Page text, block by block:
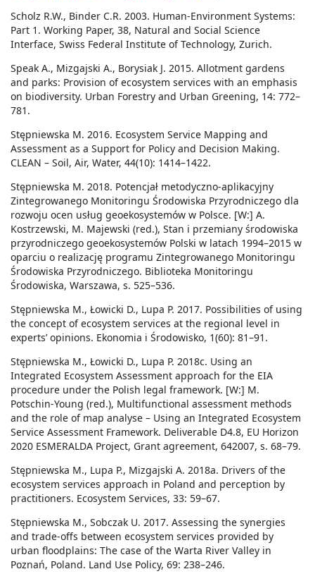
Scholz R.W., Binder C.R. 2003. Human-Environment Systems:
Part 1. Working Paper, 38, Natural and Social Science
Interface, Swiss Federal Institute of Technology, Zurich.
Speak A., Mizgajski A., Borysiak J. 2015. Allotment gardens
and parks: Provision of ecosystem services with an emphasis
on biodiversity. Urban Forestry and Urban Greening, 14: 772–
781.
Stępniewska M. 2016. Ecosystem Service Mapping and
Assessment as a Support for Policy and Decision Making.
CLEAN – Soil, Air, Water, 44(10): 1414–1422.
Stępniewska M. 2018. Potencjał metodyczno-aplikacyjny
Zintegrowanego Monitoringu Środowiska Przyrodniczego dla
rozwoju ocen usług geoekosystemów w Polsce. [W:] A.
Kostrzewski, M. Majewski (red.), Stan i przemiany środowiska
przyrodniczego geoekosystemów Polski w latach 1994–2015 w
oparciu o realizację programu Zintegrowanego Monitoringu
Środowiska Przyrodniczego. Biblioteka Monitoringu
Środowiska, Warszawa, s. 525–536.
Stępniewska M., Łowicki D., Lupa P. 2017. Possibilities of using
the concept of ecosystem services at the regional level in
experts’ opinions. Ekonomia i Środowisko, 1(60): 81–91.
Stępniewska M., Łowicki D., Lupa P. 2018c. Using an
Integrated Ecosystem Assessment approach for the EIA
procedure under the Polish legal framework. [W:] M.
Potschin-Young (red.), Multifunctional assessment methods
and the role of map analyse – Using an Integrated Ecosystem
Service Assessment Framework. Deliverable D4.8, EU Horizon
2020 ESMERALDA Project, Grant agreement, 642007, s. 68–79.
Stępniewska M., Lupa P., Mizgajski A. 2018a. Drivers of the
ecosystem services approach in Poland and perception by
practitioners. Ecosystem Services, 33: 59–67.
Stępniewska M., Sobczak U. 2017. Assessing the synergies
and trade-offs between ecosystem services provided by
urban floodplains: The case of the Warta River Valley in
Poznań, Poland. Land Use Policy, 69: 238–246.